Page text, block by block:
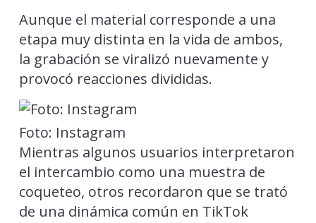
Aunque el material corresponde a una
etapa muy distinta en la vida de ambos,
la grabación se viralizó nuevamente y
provocó reacciones divididas.
Foto: Instagram
Mientras algunos usuarios interpretaron
el intercambio como una muestra de
coqueteo, otros recordaron que se trató
de una dinámica común en TikTok